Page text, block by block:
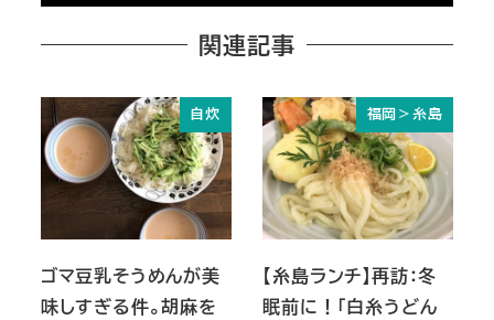
関連記事
自炊
ゴマ豆乳そうめんが美
味しすぎる件。胡麻を
福岡＞糸島
【糸島ランチ】再訪：冬
眠前に！「白糸うどん